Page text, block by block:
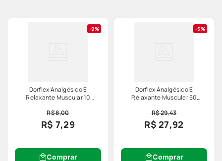
9%
Dorflex Analgésico E
Relaxante Muscular 10
R$ 8,00
R$ 7,29
Comprar
5%
Dorflex Analgésico E
Relaxante Muscular 50
R$ 29,43
R$ 27,92
Comprar